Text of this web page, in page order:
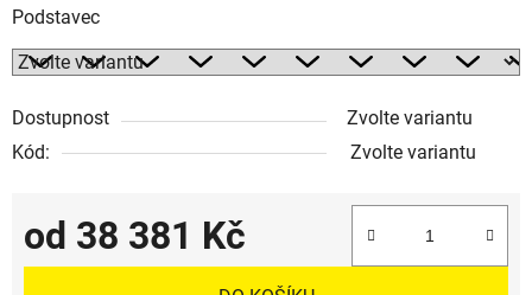
Podstavec
Dostupnost
Zvolte variantu
Kód:
Zvolte variantu
od 38 381 Kč
Měrná cena: